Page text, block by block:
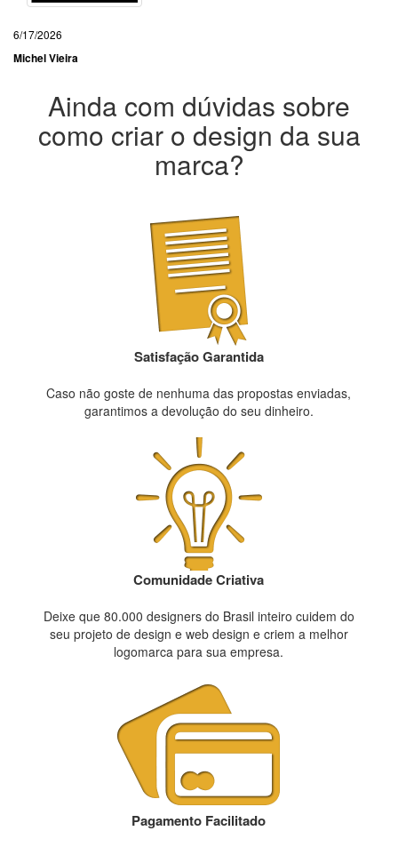
6/17/2026
Michel Vieira
Ainda com dúvidas sobre
como criar o design da sua
marca?
Satisfação Garantida
Caso não goste de nenhuma das propostas enviadas,
garantimos a devolução do seu dinheiro.
Comunidade Criativa
Deixe que 80.000 designers do Brasil inteiro cuidem do
seu projeto de design e web design e criem a melhor
logomarca para sua empresa.
Pagamento Facilitado